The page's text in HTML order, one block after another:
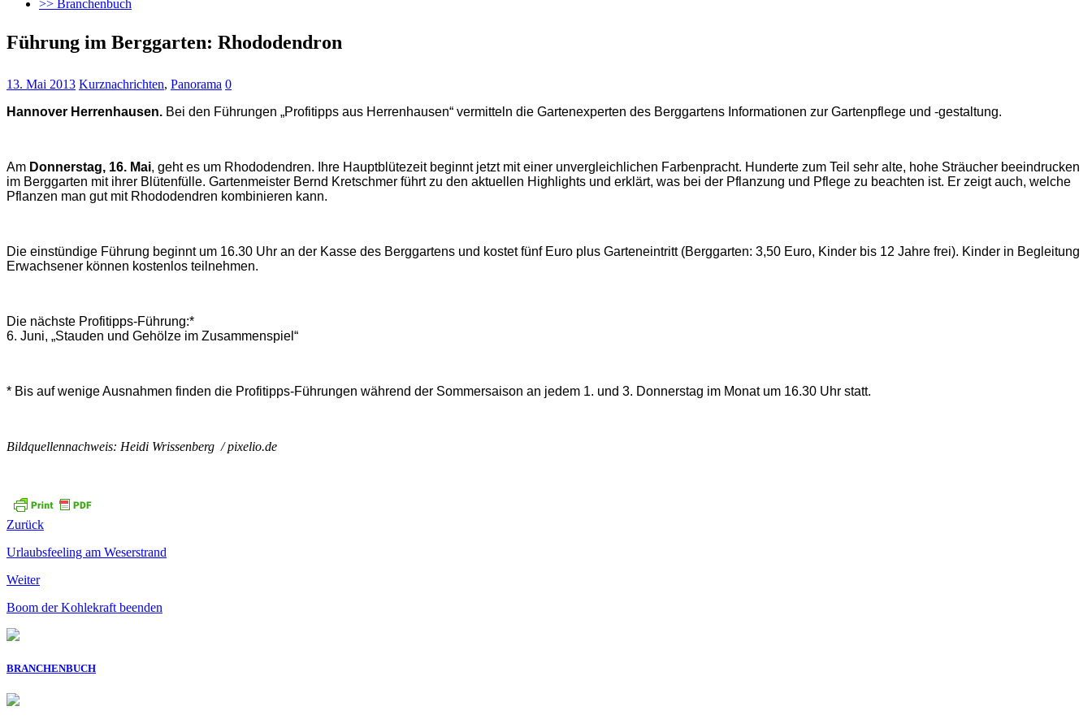
>> Branchenbuch
Führung im Berggarten: Rhododendron
13. Mai 2013 Kurznachrichten, Panorama 0
Hannover Herrenhausen. Bei den Führungen „Profitipps aus Herrenhausen“ vermitteln die Gartenexperten des Berggartens Informationen zur Gartenpflege und -gestaltung.
Am Donnerstag, 16. Mai, geht es um Rhododendren. Ihre Hauptblütezeit beginnt jetzt mit einer unvergleichlichen Farbenpracht. Hunderte zum Teil sehr alte, hohe Sträucher beeindrucken
im Berggarten mit ihrer Blütenfülle. Gartenmeister Bernd Kretschmer führt zu den aktuellen Highlights und erklärt, was bei der Pflanzung und Pflege zu beachten ist. Er zeigt auch, welche
Pflanzen man gut mit Rhododendren kombinieren kann.
Die einstündige Führung beginnt um 16.30 Uhr an der Kasse des Berggartens und kostet fünf Euro plus Garteneintritt (Berggarten: 3,50 Euro, Kinder bis 12 Jahre frei). Kinder in Begleitung
Erwachsener können kostenlos teilnehmen.
Die nächste Profitipps-Führung:*
6. Juni, „Stauden und Gehölze im Zusammenspiel“
* Bis auf wenige Ausnahmen finden die Profitipps-Führungen während der Sommersaison an jedem 1. und 3. Donnerstag im Monat um 16.30 Uhr statt.
Bildquellennachweis: Heidi Wrissenberg / pixelio.de
Zurück
Urlaubsfeeling am Weserstrand
Weiter
Boom der Kohlekraft beenden
BRANCHENBUCH